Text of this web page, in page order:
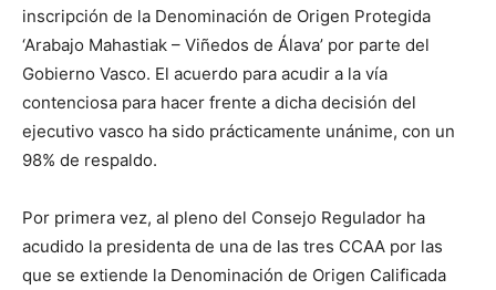
inscripción de la Denominación de Origen Protegida
‘Arabajo Mahastiak – Viñedos de Álava’ por parte del
Gobierno Vasco. El acuerdo para acudir a la vía
contenciosa para hacer frente a dicha decisión del
ejecutivo vasco ha sido prácticamente unánime, con un
98% de respaldo.
Por primera vez, al pleno del Consejo Regulador ha
acudido la presidenta de una de las tres CCAA por las
que se extiende la Denominación de Origen Calificada